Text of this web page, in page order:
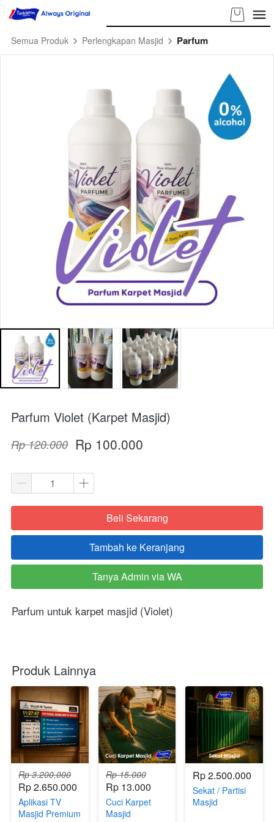
Semua Produk Perlengkapan Masjid Parfum
Parfum Violet (Karpet Masjid)
Rp 120.000 Rp 100.000
`Beli Sekarang
`
Tambah ke Keranjang
`
Tanya Admin via WA
Parfum untuk karpet masjid (Violet)
Produk Lainnya
Rp 3.200.000
Rp 2.650.000
Aplikasi TV
Masjid Premium
Rp 15.000
Rp 13.000
Cuci Karpet
Masjid
Rp 2.500.000
Sekat / Partisi
Masjid